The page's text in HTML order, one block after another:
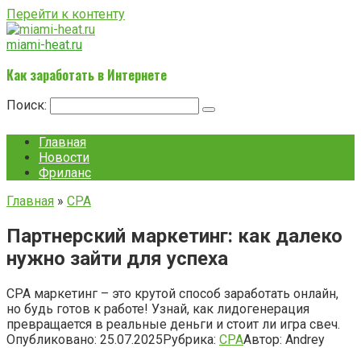
Перейти к контенту
miami-heat.ru
Как заработать в Интернете
Поиск:
Главная
Новости
Фриланс
Главная » CPA
Партнерский маркетинг: как далеко
нужно зайти для успеха
CPA маркетинг – это крутой способ заработать онлайн,
но будь готов к работе! Узнай, как лидогенерация
превращается в реальные деньги и стоит ли игра свеч.
Опубликовано: 25.07.2025Рубрика: CPAАвтор: Andrey